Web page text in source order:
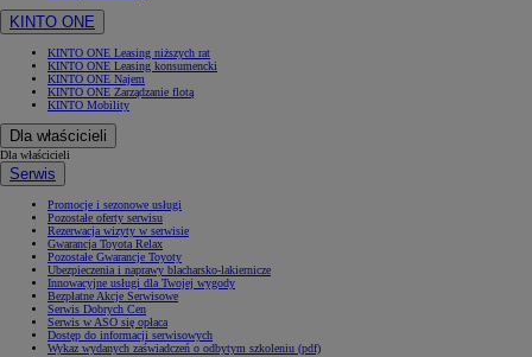
KINTO ONE
KINTO ONE Leasing niższych rat
KINTO ONE Leasing konsumencki
KINTO ONE Najem
KINTO ONE Zarządzanie flotą
KINTO Mobility
Dla właścicieli
Dla właścicieli
Serwis
Promocje i sezonowe usługi
Pozostałe oferty serwisu
Rezerwacja wizyty w serwisie
Gwarancja Toyota Relax
Pozostałe Gwarancje Toyoty
Ubezpieczenia i naprawy blacharsko-lakiernicze
Innowacyjne usługi dla Twojej wygody
Bezpłatne Akcje Serwisowe
Serwis Dobrych Cen
Serwis w ASO się opłaca
Dostęp do informacji serwisowych
Wykaz wydanych zaświadczeń o odbytym szkoleniu (pdf)